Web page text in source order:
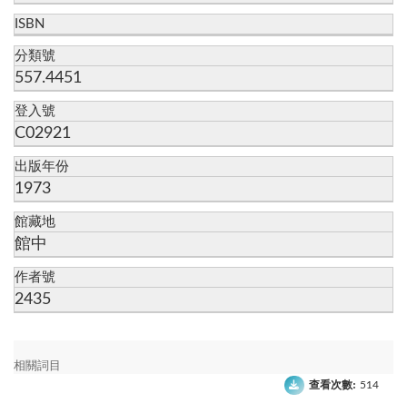
ISBN
分類號
557.4451
登入號
C02921
出版年份
1973
館藏地
館中
作者號
2435
相關詞目
查看次數: 514